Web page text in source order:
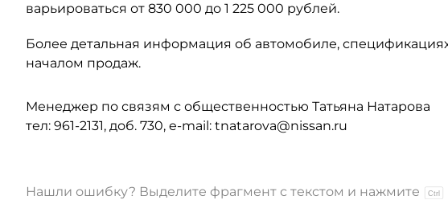
варьироваться от 830 000 до 1 225 000 рублей.
Более детальная информация об автомобиле,
началом продаж.
Менеджер по связям с общественностью Татьяна Натарова
тел: 961-2131, доб. 730, e-mail: tnatarova@nissan.ru
Нашли ошибку? Выделите фрагмент с текстом и нажмите